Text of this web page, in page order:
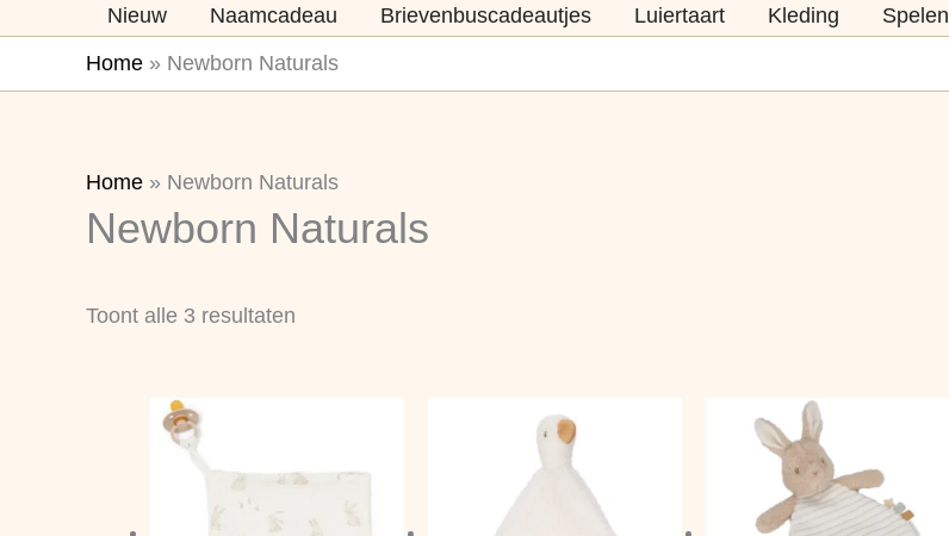
Nieuw Naamcadeau Brievenbuscadeautjes Luiertaart Kleding Spelen
Home » Newborn Naturals
Home » Newborn Naturals
Newborn Naturals
Toont alle 3 resultaten
Gesorteerd
op
€6,28.
€10,95.
prijs
is:
€8,99.
Oorspronkelijke
prijs
was:
€12,95.
is:
€10,23.